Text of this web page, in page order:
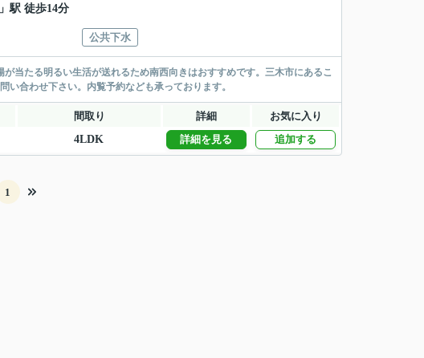
」駅 徒歩14分
公共下水
当たる明るい生活が送れるため南西向きはおすすめです。三木市にあるこ
合わせ下さい。内覧予約なども承っております。
間取り 詳細 お気に入り
4LDK 詳細を見る 追加する
1